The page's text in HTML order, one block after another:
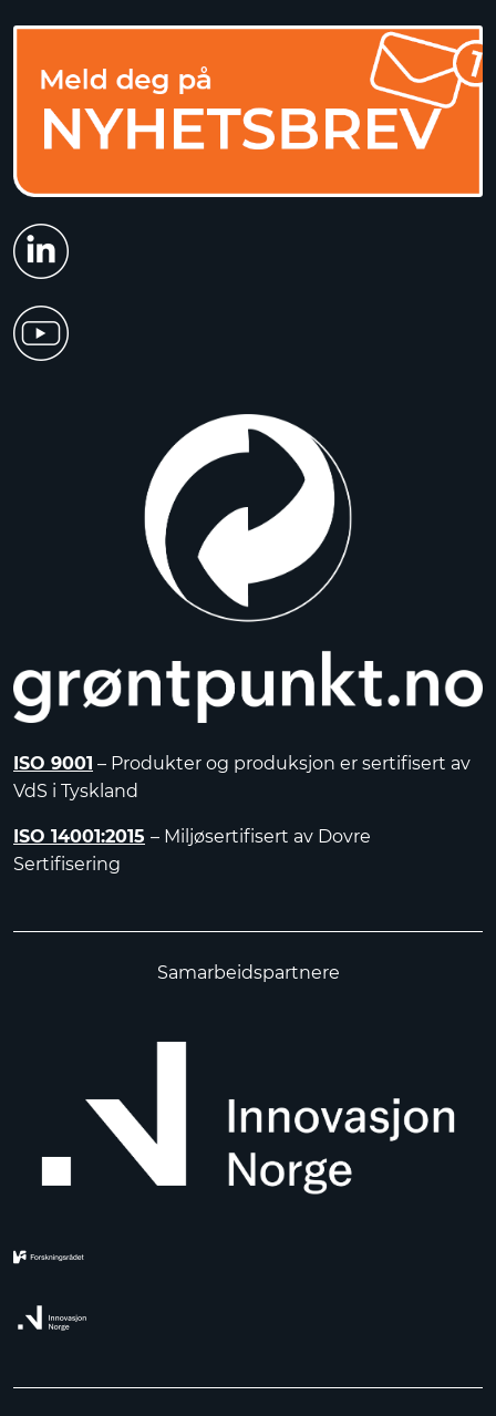
ISO 9001 – Produkter og produksjon er sertifisert av
VdS i Tyskland
ISO 14001:2015 – Miljøsertifisert av Dovre
Sertifisering
Samarbeidspartnere